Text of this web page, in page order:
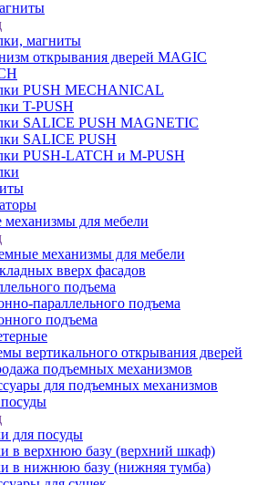
магниты
открывания дверей MAGIC
PUSH MECHANICAL
T-PUSH
SALICE PUSH MAGNETIC
SALICE PUSH
PUSH-LATCH и M-PUSH
для мебели
механизмы для мебели
вверх фасадов
подъема
параллельного подъема
подъема
вертикального открывания дверей
подъемных механизмов
для подъемных механизмов
для посуды
в верхнюю базу (верхний шкаф)
в нижнюю базу (нижняя тумба)